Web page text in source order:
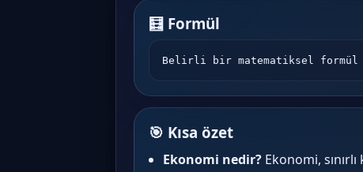
🧮 Formül
Belirli bir matematiksel formül
🎯 Kısa özet
Ekonomi nedir? Ekonomi,